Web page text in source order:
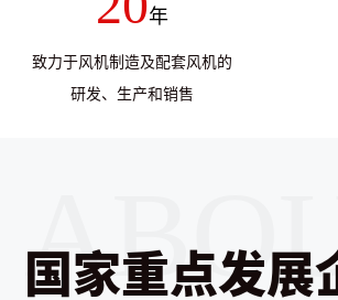
年
致力于风机制造及配套风机的
研发、生产和销售
国家重点发展